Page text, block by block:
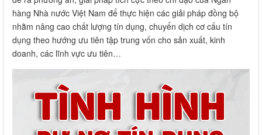
hàng Nhà nước Việt Nam để thực hiện các giải pháp đồng bộ
nhằm nâng cao chất lượng tín dụng, chuyển dịch cơ cấu tín
dụng theo hướng ưu tiên tập trung vốn cho sản xuất, kinh
doanh, các lĩnh vực ưu tiên…